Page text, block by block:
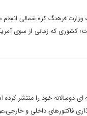
وزارت فرهنگ کره شمالی
کشوری که زمانی از سوی
برآورد های اطلاعاتی آمریکا، گزارش132 صفحه ای
فاکتورهای داخلی و